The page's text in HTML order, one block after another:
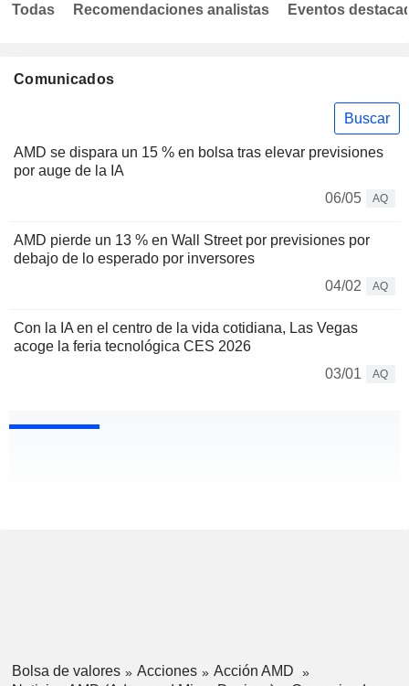
Comunicados
Buscar
AMD se dispara un 15 % en bolsa tras elevar previsiones
por auge de la IA
06/05
AQ
AMD pierde un 13 % en Wall Street por previsiones por
debajo de lo esperado por inversores
04/02
AQ
Con la IA en el centro de la vida cotidiana, Las Vegas
acoge la feria tecnológica CES 2026
03/01
AQ
Todas Recomendaciones analistas Eventos
Bolsa de valores Acciones
Acción AMD